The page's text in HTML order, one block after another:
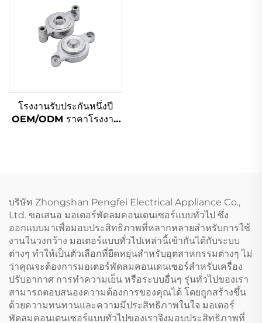
500 มม. มอเตอร์ใบพัด
โรงงานรับประกันหนึ่งปี
OEM/ODM ราคาโรงงาน
บริษัท Zhongshan Pengfei Electrical Appliance Co.,
Ltd. ขอเสนอ มอเตอร์พัดลมคอนเดนเซอร์แบบทั่วไป ซึ่ง
ออกแบบมาเพื่อมอบประสิทธิภาพที่หลากหลายสำหรับการใช้
งานในวงกว้าง มอเตอร์แบบทั่วไปเหล่านี้เข้ากันได้กับระบบ
ต่างๆ ทำให้เป็นตัวเลือกที่ยืดหยุ่นสำหรับอุตสาหกรรมต่างๆ ไม่
ว่าคุณจะต้องการมอเตอร์พัดลมคอนเดนเซอร์สำหรับเครื่อง
ปรับอากาศ การทำความเย็น หรือระบบอื่นๆ รุ่นทั่วไปของเรา
สามารถตอบสนองความต้องการของคุณได้ โดยถูกสร้างขึ้น
ด้วยความทนทานและความมีประสิทธิภาพในใจ มอเตอร์
พัดลมคอนเดนเซอร์แบบทั่วไปของเราจึงมอบประสิทธิภาพที่